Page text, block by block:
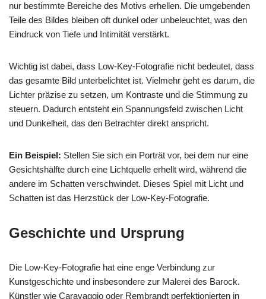
nur bestimmte Bereiche des Motivs erhellen. Die umgebenden
Teile des Bildes bleiben oft dunkel oder unbeleuchtet, was den
Eindruck von Tiefe und Intimität verstärkt.
Wichtig ist dabei, dass Low-Key-Fotografie nicht bedeutet, dass
das gesamte Bild unterbelichtet ist. Vielmehr geht es darum, die
Lichter präzise zu setzen, um Kontraste und die Stimmung zu
steuern. Dadurch entsteht ein Spannungsfeld zwischen Licht
und Dunkelheit, das den Betrachter direkt anspricht.
Ein Beispiel: Stellen Sie sich ein Porträt vor, bei dem nur eine
Gesichtshälfte durch eine Lichtquelle erhellt wird, während die
andere im Schatten verschwindet. Dieses Spiel mit Licht und
Schatten ist das Herzstück der Low-Key-Fotografie.
Geschichte und Ursprung
Die Low-Key-Fotografie hat eine enge Verbindung zur
Kunstgeschichte und insbesondere zur Malerei des Barock.
Künstler wie Caravaggio oder Rembrandt perfektionierten in